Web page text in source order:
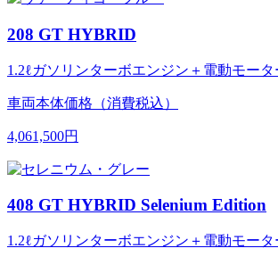
208 GT HYBRID
1.2ℓガソリンターボエンジン＋電動モータ
車両本体価格（消費税込）
4,061,500円
408 GT HYBRID Selenium Edition
1.2ℓガソリンターボエンジン＋電動モータ